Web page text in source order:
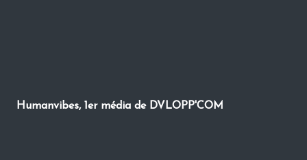
Humanvibes, 1er média de DVLOPP'COM